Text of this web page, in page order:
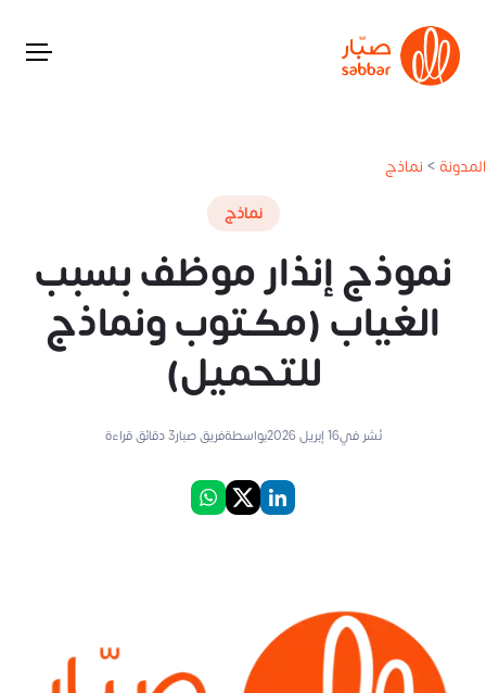
المدونة> نماذج
نماذج
نموذج إنذار موظف بسبب
الغياب (مكتوب ونماذج
للتحميل)
نُشر في16 إبريل 2026 بواسطةفريق صبار3دقائق قراءة